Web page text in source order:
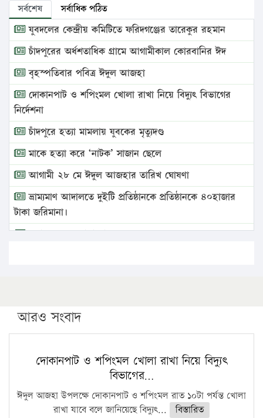
সর্বশেষ সর্বাধিক পঠিত
যুবদলের কেন্দ্রীয় কমিটিতে ফরিদগঞ্জের তারেকুর রহমান
চাঁদপুরের অর্ধশতাধিক গ্রামে আগামীকাল কোরবানির ঈদ
বৃহস্পতিবার পবিত্র ঈদুল আজহা
দোকানপাট ও শপিংমল খোলা রাখা নিয়ে বিদ্যুৎ বিভাগের
নির্দেশনা
চাঁদপুরে হত্যা মামলায় যুবকের মৃত্যুদণ্ড
মাকে হত্যা করে ‘নাটক’ সাজান ছেলে
আগামী ২৮ মে ঈদুল আজহার তারিখ ঘোষণা
ভ্রাম্যমাণ আদালতে দুইটি প্রতিষ্ঠানকে প্রতিষ্ঠানকে ৪০হাজার
টাকা জরিমানা।
এবার লঞ্চের ভাড়া বাড়ল
পিএইচডি করছেন কুয়েটের কৃতি…
সারা দেশে বজ্রাঘাতে ১৪ জনের প্রাণহানি
কঠোর হচ্ছে এসএসসি ও এইচএসসি পরীক্ষা
ফরিদগঞ্জে আগুনে পুড়লো ৬ ব্যবসা প্রতিষ্ঠান
আরও সংবাদ
দোকানপাট ও শপিংমল খোলা রাখা নিয়ে বিদ্যুৎ
বিভাগের…
ঈদুল আজহা উপলক্ষে দোকানপাট ও শপিংমল রাত ১০টা পর্যন্ত খোলা
রাখা যাবে বলে জানিয়েছে বিদ্যুৎ...
বিস্তারিত